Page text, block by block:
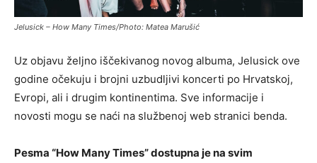
Jelusick – How Many Times/Photo: Matea Marušić
Uz objavu željno iščekivanog novog albuma, Jelusick ove
godine očekuju i brojni uzbudljivi koncerti po Hrvatskoj,
Evropi, ali i drugim kontinentima. Sve informacije i
novosti mogu se naći na službenoj web stranici benda.
Pesma “How Many Times” dostupna je na svim